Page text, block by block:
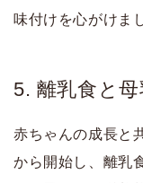
味付けを心がけま
5. 離乳食と
赤ちゃんの成長と
から開始し、離乳